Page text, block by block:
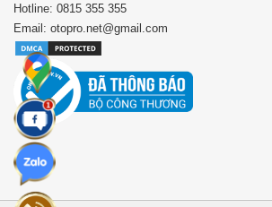
Hotline: 0815 355 355
Email: otopro.net@gmail.com